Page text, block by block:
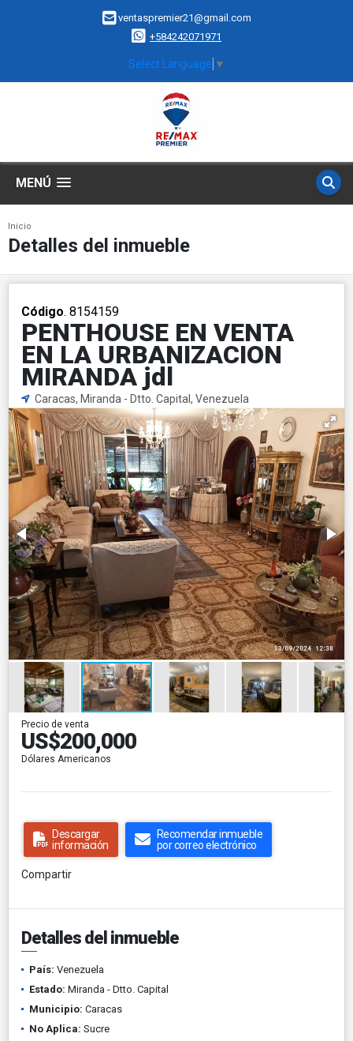
ventaspremier21@gmail.com
+584242071971
Select Language ▼
MENÚ
Inicio
Detalles del inmueble
Código. 8154159
PENTHOUSE EN VENTA
EN LA URBANIZACION
MIRANDA jdl
Caracas, Miranda - Dtto. Capital, Venezuela
Precio de venta
US$200,000
Dólares Americanos
Descargar
información
Recomendar inmueble
por correo electrónico
Compartir
Detalles del inmueble
País: Venezuela
Estado: Miranda - Dtto. Capital
Municipio: Caracas
No Aplica: Sucre